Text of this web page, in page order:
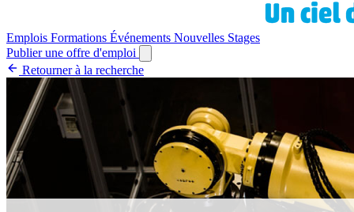
Emplois Formations Événements Nouvelles Stages
Publier une offre d'emploi
Retourner à la recherche